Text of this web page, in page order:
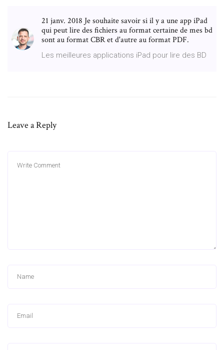
21 janv. 2018 Je souhaite savoir si il y a une app iPad
qui peut lire des fichiers au format certaine de mes bd
sont au format CBR et d'autre au format PDF.
Les meilleures applications iPad pour lire des BD
Leave a Reply